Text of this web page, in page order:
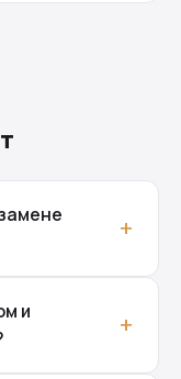
и